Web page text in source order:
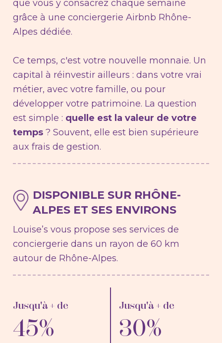
que vous y consacrez chaque semaine
grâce à une conciergerie Airbnb Rhône-
Alpes dédiée.
Ce temps, c'est votre nouvelle monnaie. Un
capital à réinvestir ailleurs : dans votre vrai
métier, avec votre famille, ou pour
développer votre patrimoine. La question
est simple : quelle est la valeur de votre
temps ? Souvent, elle est bien supérieure
aux frais de gestion.
DISPONIBLE SUR RHÔNE-
ALPES ET SES ENVIRONS
Louise’s vous propose ses services de
conciergerie dans un rayon de 60 km
autour de Rhône-Alpes.
Jusqu'à + de
45%
Jusqu'à + de
30%